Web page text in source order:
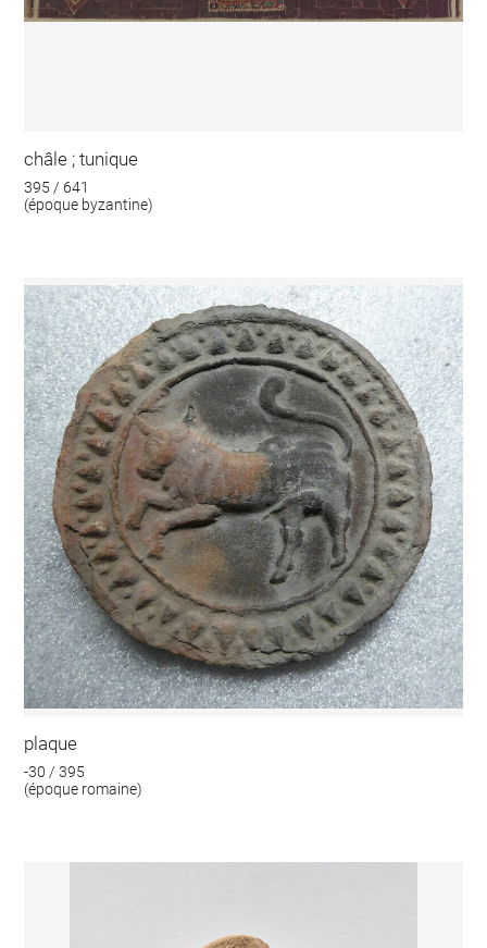
châle ; tunique
395 / 641
(époque byzantine)
plaque
-30 / 395
(époque romaine)